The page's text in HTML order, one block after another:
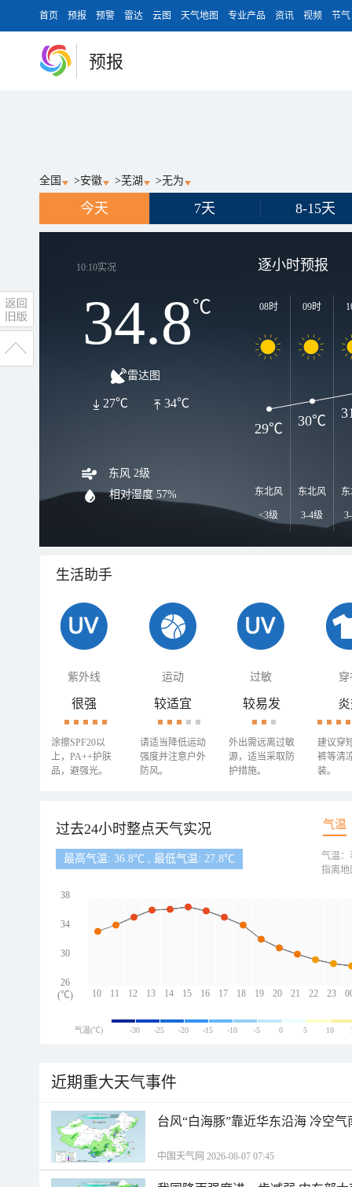
首页 预报 预警 雷达 云图 天气地图 专业产品 资讯 视频 节气
预报
全国 >安徽 >芜湖 >无为
今天 7天 8-15天
10:10实况
34.8℃
雷达图
34℃
27℃
东风 2级
相对湿度 57%
逐小时预报
08时
东北风
<3级
09时
东北风
3-4级
29℃ 30℃
生活助手
紫外线 运动 过敏 穿
很强
涂擦SPF20以
上，PA++护肤
品，避强光。
较适宜
请适当降低运动
强度并注意户外
防风。
较易发
外出需远离过敏
源，适当采取防
护措施。
建议穿
裤等清
装。
过去24小时整点天气实况 气温
最高气温: 36.8℃ , 最低气温: 27.8℃
10 11 12 13 14 15 16 17 18 19 20 21 22 23
38
34
30
26
(℃)
气温：
指离地
气温(℃) -30 -25 -20 -15 -10 -5 0 5 10
近期重大天气事件
台风“白海豚”靠近华东沿海 冷空
中国天气网 2026-08-07 07:45